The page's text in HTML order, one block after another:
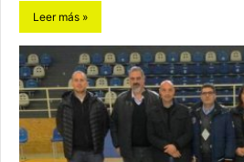
Leer más »